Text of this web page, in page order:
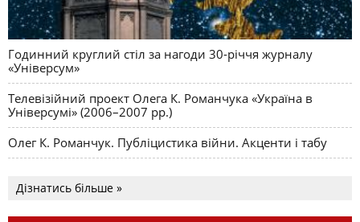
Годинний круглий стіл за нагоди 30-річчя журналу
«Універсум»
Телевізійний проект Олега К. Романчука «Україна в
Універсумі» (2006–2007 рр.)
Олег К. Романчук. Публіцистика війни. Акценти і табу
Дізнатись більше »